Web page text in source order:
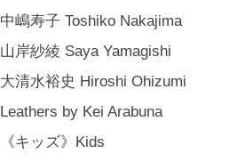
中嶋寿子 Toshiko Nakajima
山岸紗綾 Saya Yamagishi
大清水裕史 Hiroshi Ohizumi
Leathers by Kei Arabuna
《キッズ》Kids